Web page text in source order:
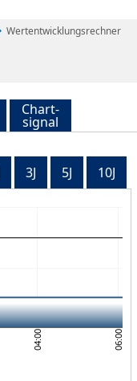
Wertentwicklungsrechner
Chart-
signal
3J 5J 10J
04:00 06:00